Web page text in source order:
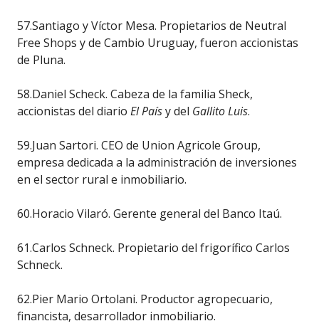
57.Santiago y Víctor Mesa. Propietarios de Neutral
Free Shops y de Cambio Uruguay, fueron accionistas
de Pluna.
58.Daniel Scheck. Cabeza de la familia Sheck,
accionistas del diario El Paísy del Gallito Luis.
59.Juan Sartori. CEO de Union Agricole Group,
empresa dedicada a la administración de inversiones
en el sector rural e inmobiliario.
60.Horacio Vilaró. Gerente general del Banco Itaú.
61.Carlos Schneck. Propietario del frigorífico Carlos
Schneck.
62.Pier Mario Ortolani. Productor agropecuario,
financista, desarrollador inmobiliario.